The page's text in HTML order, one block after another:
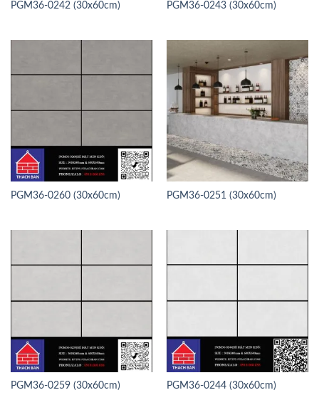
PGM36-0242 (30x60cm) PGM36-0243 (30x60cm)
PGM36-0260 (30x60cm) PGM36-0251 (30x60cm)
PGM36-0259 (30x60cm) PGM36-0244 (30x60cm)